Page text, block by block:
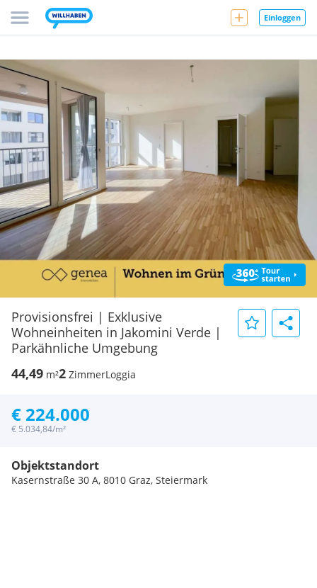
Einloggen
Provisionsfrei | Exklusive
Wohneinheiten in Jakomini Verde |
Parkähnliche Umgebung
44,49 m²2 ZimmerLoggia
€ 224.000
€ 5.034,84/m²
Objektstandort
Kasernstraße 30 A, 8010 Graz, Steiermark